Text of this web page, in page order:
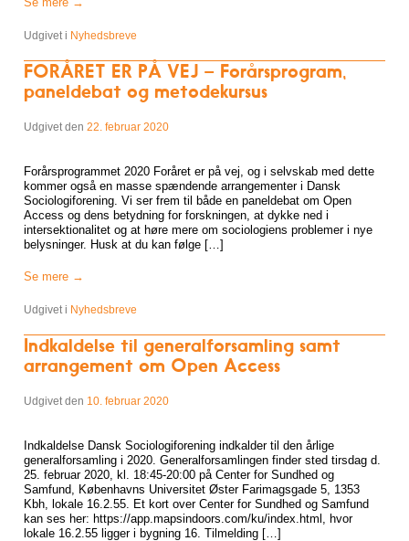
Udgivet i Nyhedsbreve
FORÅRET ER PÅ VEJ – Forårsprogram,
paneldebat og metodekursus
Udgivet den 22. februar 2020
Forårsprogrammet 2020 Foråret er på vej, og i selvskab med dette
kommer også en masse spændende arrangementer i Dansk
Sociologiforening. Vi ser frem til både en paneldebat om Open
Access og dens betydning for forskningen, at dykke ned i
intersektionalitet og at høre mere om sociologiens problemer i nye
belysninger. Husk at du kan følge […]
Se mere →
Udgivet i Nyhedsbreve
Indkaldelse til generalforsamling samt
arrangement om Open Access
Udgivet den 10. februar 2020
Indkaldelse Dansk Sociologiforening indkalder til den årlige
generalforsamling i 2020. Generalforsamlingen finder sted tirsdag d.
25. februar 2020, kl. 18:45-20:00 på Center for Sundhed og
Samfund, Københavns Universitet Øster Farimagsgade 5, 1353
Kbh, lokale 16.2.55. Et kort over Center for Sundhed og Samfund
kan ses her: https://app.mapsindoors.com/ku/index.html, hvor
lokale 16.2.55 ligger i bygning 16. Tilmelding […]